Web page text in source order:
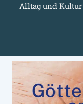
Alltag und Kultur